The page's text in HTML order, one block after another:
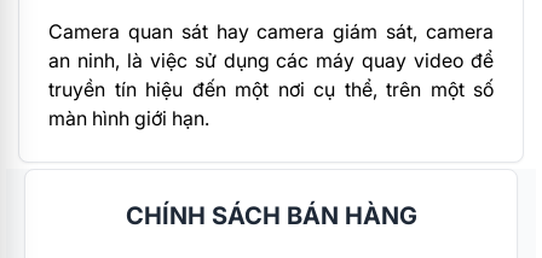
Camera quan sáthay camera giám sát, camera
an ninh, là việc sử dụng các máy quay video để
truyền tín hiệu đến một nơi cụ thể, trên một số
màn hình giới hạn.
CHÍNH SÁCH BÁN HÀNG